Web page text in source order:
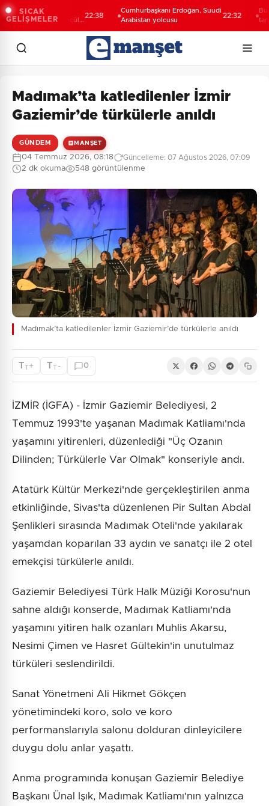
SICAK
GELİŞMELER
Şahin Biba:
bütüncül
Cumhurbaşkanı Erdoğan, Suudi
Arabistan yolcusu
22:32
Bursa’da
tanıtıldı...
Madımak’ta katledilenler İzmir
Gaziemir’de türkülerle anıldı
GÜNDEM MANŞET
04 Temmuz 2026, 08:18 Güncelleme: 07 Ağustos 2026, 07:09
2 dk okuma 548 görüntülenme
Madımak’ta katledilenler İzmir Gaziemir’de türkülerle anıldı
TT+ TT - 0
İZMİR (İGFA) - İzmir Gaziemir Belediyesi, 2
Temmuz 1993'te yaşanan Madımak Katliamı'nda
yaşamını yitirenleri, düzenlediği "Üç Ozanın
Dilinden; Türkülerle Var Olmak" konseriyle andı.
Atatürk Kültür Merkezi'nde gerçekleştirilen anma
etkinliğinde, Sivas'ta düzenlenen Pir Sultan Abdal
Şenlikleri sırasında Madımak Oteli'nde yakılarak
yaşamdan koparılan 33 aydın ve sanatçı ile 2 otel
emekçisi türkülerle anıldı.
Gaziemir Belediyesi Türk Halk Müziği Korosu'nun
sahne aldığı konserde, Madımak Katliamı'nda
yaşamını yitiren halk ozanları Muhlis Akarsu,
Nesimi Çimen ve Hasret Gültekin'in unutulmaz
türküleri seslendirildi.
Sanat Yönetmeni Ali Hikmet Gökçen
yönetimindeki koro, solo ve koro
performanslarıyla salonu dolduran dinleyicilere
duygu dolu anlar yaşattı.
Anma programında konuşan Gaziemir Belediye
Başkanı Ünal Işık, Madımak Katliamı'nın yalnızca